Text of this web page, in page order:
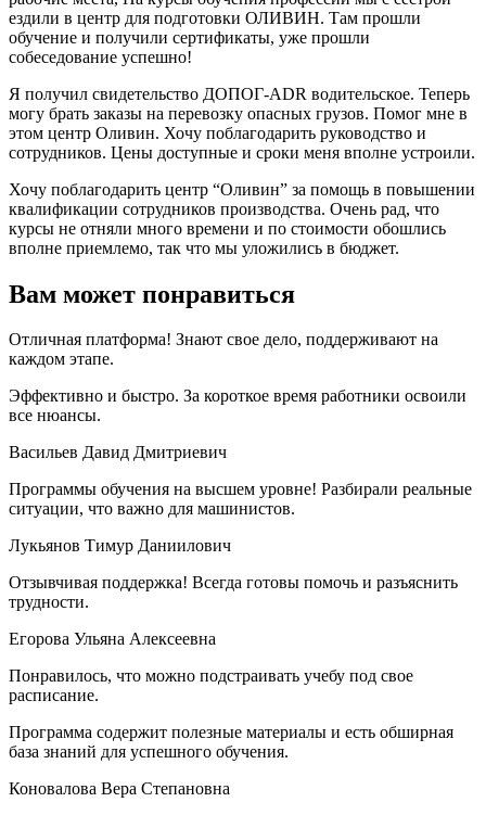
ездили в центр для подготовки ОЛИВИН. Там прошли
обучение и получили сертификаты, уже прошли
собеседование успешно!
Я получил свидетельство ДОПОГ-ADR водительское. Теперь
могу брать заказы на перевозку опасных грузов. Помог мне в
этом центр Оливин. Хочу поблагодарить руководство и
сотрудников. Цены доступные и сроки меня вполне устроили.
Хочу поблагодарить центр “Оливин” за помощь в повышении
квалификации сотрудников производства. Очень рад, что
курсы не отняли много времени и по стоимости обошлись
вполне приемлемо, так что мы уложились в бюджет.
Вам может понравиться
Отличная платформа! Знают свое дело, поддерживают на
каждом этапе.
Эффективно и быстро. За короткое время работники освоили
все нюансы.
Васильев Давид Дмитриевич
Программы обучения на высшем уровне! Разбирали реальные
ситуации, что важно для машинистов.
Лукьянов Тимур Даниилович
Отзывчивая поддержка! Всегда готовы помочь и разъяснить
трудности.
Егорова Ульяна Алексеевна
Понравилось, что можно подстраивать учебу под свое
расписание.
Программа содержит полезные материалы и есть обширная
база знаний для успешного обучения.
Коновалова Вера Степановна